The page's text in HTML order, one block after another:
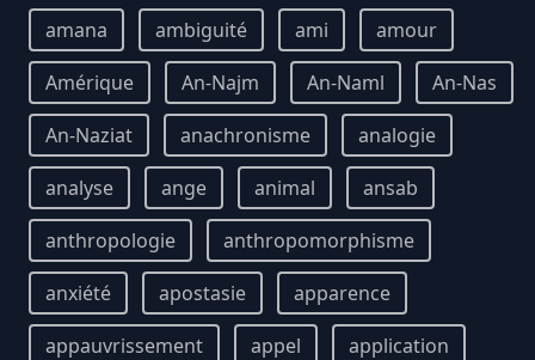
amana
ambiguité ami
amour
Amérique
An-Najm An-Naml
An-Nas
An-Naziat
anachronisme
analogie
analyse
ange animal
ansab
anthropologie
anthropomorphisme
anxiété
apostasie
apparence
appauvrissement
appel
application